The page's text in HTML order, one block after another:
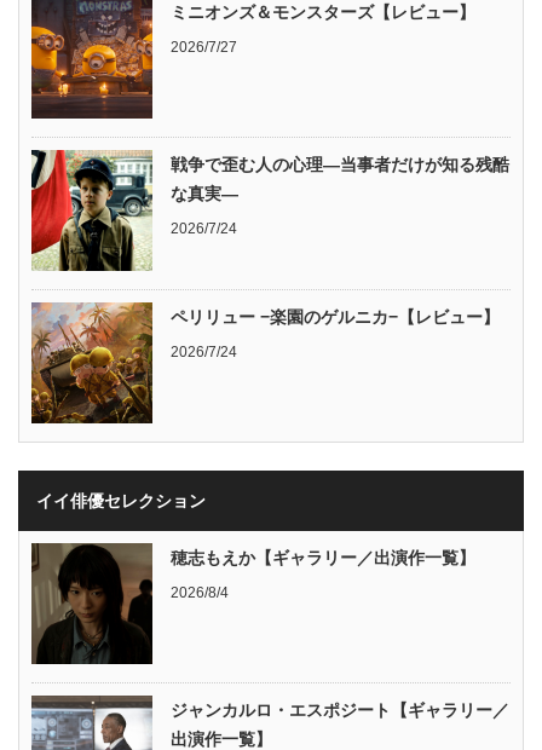
ミニオンズ＆モンスターズ【レビュー】
2026/7/27
戦争で歪む人の心理―当事者だけが知る残酷
な真実―
2026/7/24
ペリリュー −楽園のゲルニカ−【レビュー】
2026/7/24
イイ俳優セレクション
穂志もえか【ギャラリー／出演作一覧】
2026/8/4
ジャンカルロ・エスポジート【ギャラリー／
出演作一覧】